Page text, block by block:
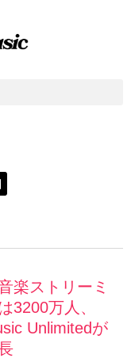
楽ストリーミ
3200万人、
Unlimitedが